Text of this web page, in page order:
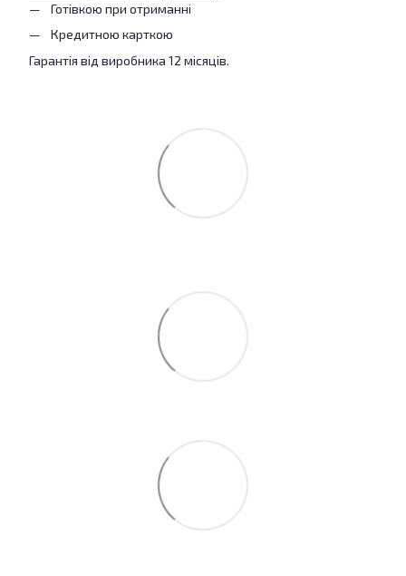
Готівкою при отриманні
Кредитною карткою
Гарантія від виробника 12 місяців.